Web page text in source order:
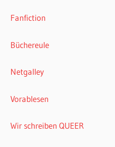
Fanfiction
Büchereule
Netgalley
Vorablesen
Wir schreiben QUEER